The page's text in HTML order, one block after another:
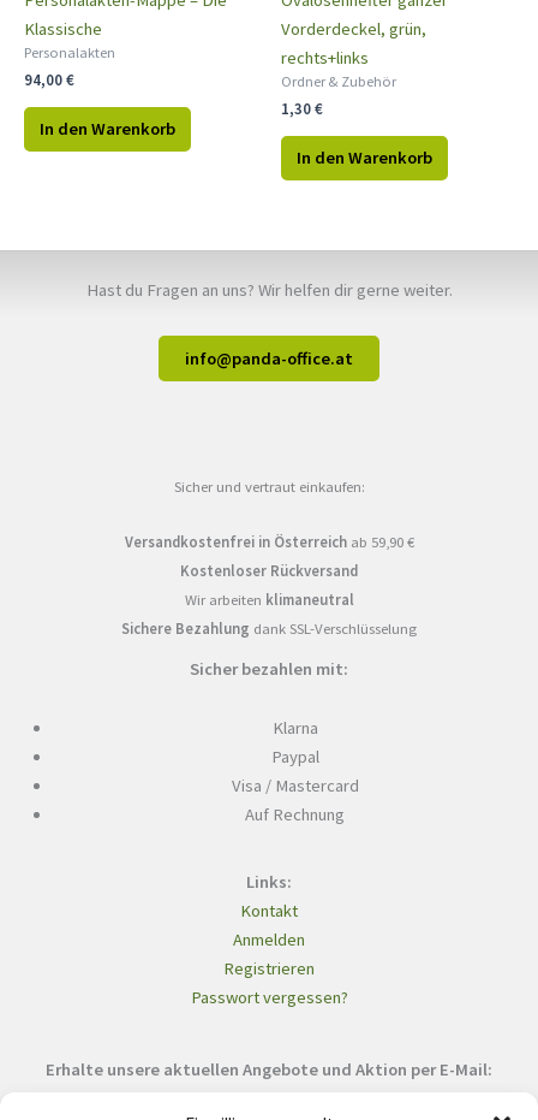
Klassische
Personalakten
94,00€
In den Warenkorb
Vorderdeckel, grün,
rechts+links
Ordner & Zubehör
1,30€
In den Warenkorb
Hast du Fragen an uns? Wir helfen dir gerne weiter.
info@panda-office.at
Sicher und vertraut einkaufen:
Versandkostenfrei in Österreichab 59,90 €
Kostenloser Rückversand
Wir arbeiten klimaneutral
Sichere Bezahlung dank SSL-Verschlüsselung
Sicher bezahlen mit:
Klarna
Paypal
Visa / Mastercard
Auf Rechnung
Links:
Kontakt
Anmelden
Registrieren
Passwort vergessen?
Erhalte unsere aktuellen Angebote und Aktion per E-Mail: